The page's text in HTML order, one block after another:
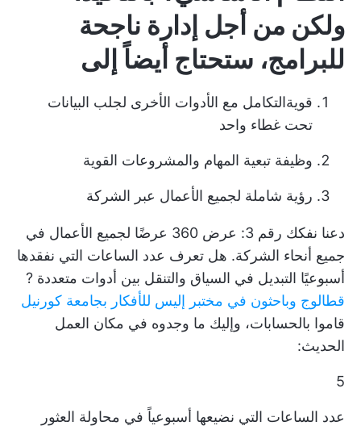
ولكن من أجل إدارة ناجحة
للبرامج، ستحتاج أيضاً إلى
قويةالتكامل مع الأدوات الأخرى لجلب البيانات
تحت غطاء واحد
وظيفة تبعية المهام والمشروعات القوية
رؤية شاملة لجميع الأعمال عبر الشركة
دعنا نفكك رقم 3: عرض 360 عرضًا لجميع الأعمال في
جميع أنحاء الشركة. هل تعرف عدد الساعات التي نفقدها
أسبوعيًا التبديل في السياق والتنقل بين أدوات متعددة ?
قطالوج وباحثون في مختبر إليس للأفكار بجامعة كورنيل
قاموا بالحسابات، وإليك ما وجدوه في مكان العمل
الحديث:
5
عدد الساعات التي نضيعها أسبوعياً في محاولة العثور